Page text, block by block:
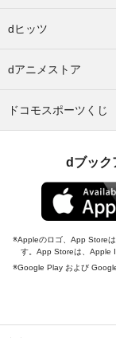
dヒッツ
dアニメストア
ドコモスポーツくじ
dブック
Appleのロゴ、App Store
す。App Storeは、Apple
Google Play および